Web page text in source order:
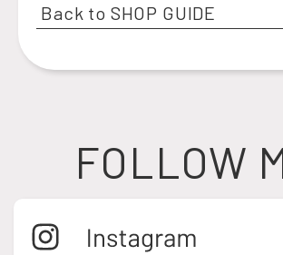
Back to SHOP GUIDE
FOLLOW